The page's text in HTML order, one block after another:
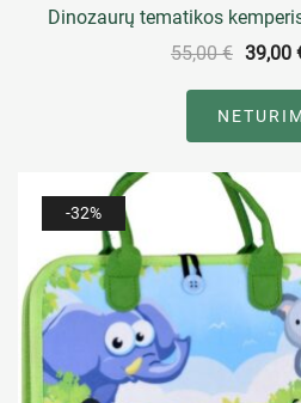
Dinozaurų tematikos
55,00€ 39,00
-32%